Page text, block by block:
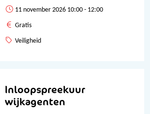
11 november 2026 10:00 - 12:00
Gratis
Veiligheid
Inloopspreekuur
wijkagenten